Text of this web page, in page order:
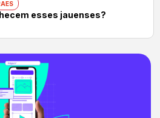
esses jauenses?